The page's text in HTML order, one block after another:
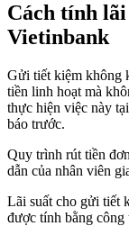
Cách tính
Vietinbank
Gửi tiết kiệm không
tiền linh hoạt mà
thực hiện việc này
báo trước.
Quy trình rút tiền
dẫn của nhân viên
Lãi suất cho gửi tiết
được tính bằng công